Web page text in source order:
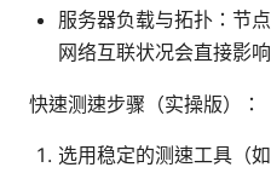
服务器负载与拓扑：节
网络互联状况会直接影
快速测速步骤（实操版）：
选用稳定的测速工具（